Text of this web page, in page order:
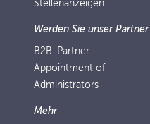
Stellenanzeigen
Werden Sie unser Partner
B2B-Partner
Appointment of
Administrators
Mehr